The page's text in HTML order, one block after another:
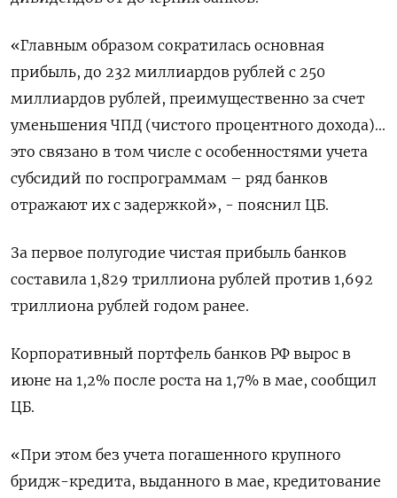
«Главным образом сократилась основная
прибыль, до 232 миллиардов рублей с 250
миллиардов рублей, преимущественно за счет
уменьшения ЧПД (чистого процентного дохода)...
это связано в том числе с особенностями учета
субсидий по госпрограммам – ряд банков
отражают их с задержкой», - пояснил ЦБ.
За первое полугодие чистая прибыль банков
составила 1,829 триллиона рублей против 1,692
триллиона рублей годом ранее.
Корпоративный портфель банков РФ вырос в
июне на 1,2% после роста на 1,7% в мае, сообщил
ЦБ.
«При этом без учета погашенного крупного
бридж-кредита, выданного в мае, кредитование